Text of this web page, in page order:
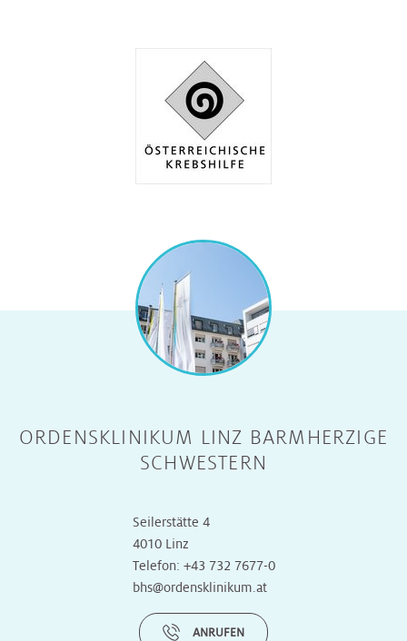
ORDENSKLINIKUM LINZ BARMHERZIGE
SCHWESTERN
Seilerstätte 4
4010 Linz
Telefon: +43 732 7677-0
bhs@ordensklinikum.at
ANRUFEN